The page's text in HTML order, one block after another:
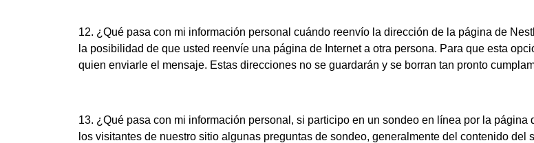
12. ¿Qué pasa con mi información personal cuándo reenvío la dirección de la página de
la posibilidad de que usted reenvíe una página de Internet a otra persona. Para que esta
quien enviarle el mensaje. Estas direcciones no se guardarán y se borran tan pronto
13. ¿Qué pasa con mi información personal, si participo en un sondeo en línea por la
los visitantes de nuestro sitio algunas preguntas de sondeo, generalmente del contenido